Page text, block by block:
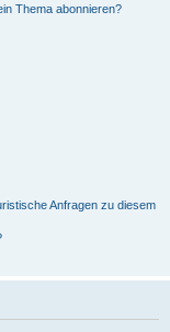
Thema abonnieren?
Anfragen zu diesem